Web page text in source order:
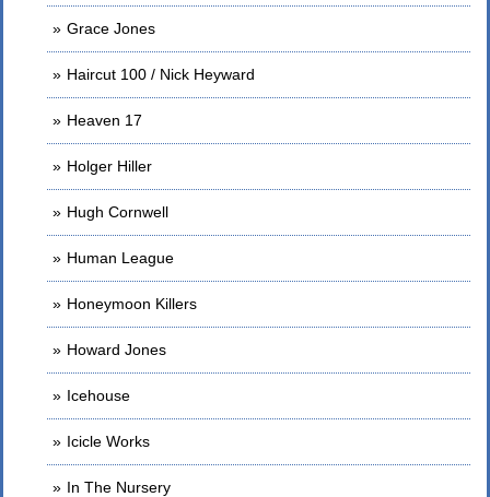
Grace Jones
Haircut 100 / Nick Heyward
Heaven 17
Holger Hiller
Hugh Cornwell
Human League
Honeymoon Killers
Howard Jones
Icehouse
Icicle Works
In The Nursery